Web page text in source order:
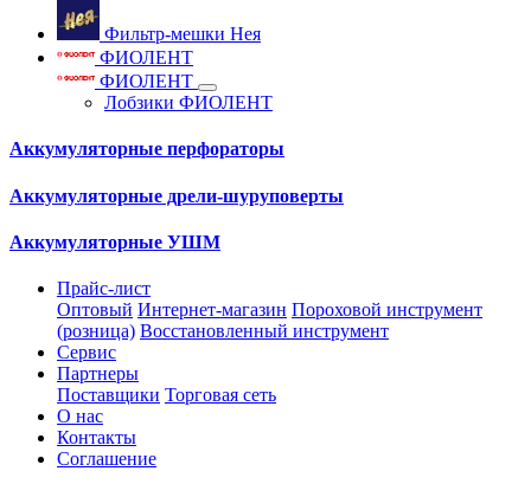
Фильтр-мешки Нея
ФИОЛЕНТ
ФИОЛЕНТ
Лобзики ФИОЛЕНТ
Аккумуляторные перфораторы
Аккумуляторные дрели-шуруповерты
Аккумуляторные УШМ
Прайс-лист
Оптовый Интернет-магазин Пороховой инструмент
(розница) Восстановленный инструмент
Сервис
Партнеры
Поставщики Торговая сеть
О нас
Контакты
Соглашение